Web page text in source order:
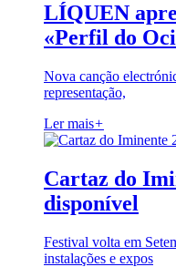
LÍQUEN
«Perfil do
Nova canção
representação,
Ler mais+
Cartaz do
disponível
Festival volta em
instalações e expos